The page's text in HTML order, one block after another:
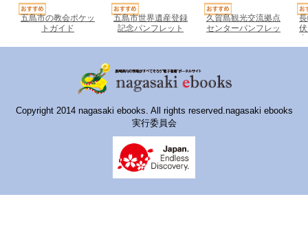
五島市の教会ポケッ
トガイド
五島市世界遺産登録
記念パンフレット
久賀島観光交流拠点
センターパンフレッ
Copyright 2014 nagasaki ebooks. All rights reserved.nagasaki ebooks
実行委員会
ながよebooks
ごとうebooks
おおむらebooks